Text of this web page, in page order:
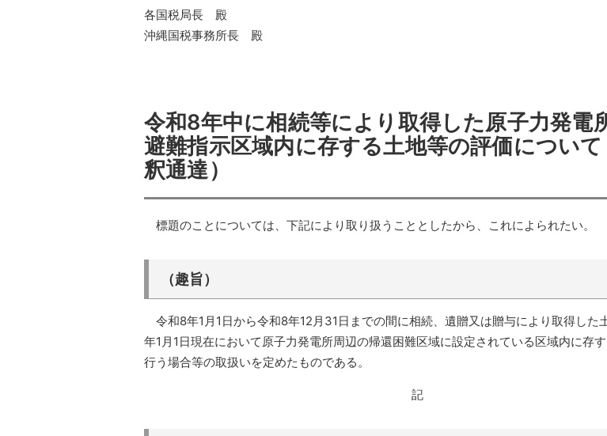
各国税局長 殿
沖縄国税事務所長 殿
令和8年中に相続等により取得した原子力発電
避難指示区域内に存する土地等の評価につい
釈通達）
標題のことについては、下記により取り扱うこととしたから、これによられたい。
（趣旨）
令和8年1月1日から令和8年12月31日までの間に相続、遺贈又は贈与により取得した
年1月1日現在において原子力発電所周辺の帰還困難区域に設定されている区域内に存
行う場合等の取扱いを定めたものである。
記